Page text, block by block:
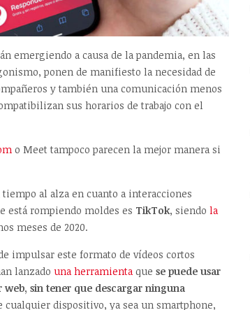
emergiendo a causa de la pandemia, en las
ponen de manifiesto la necesidad de
y también una comunicación menos
sus horarios de trabajo con el
o Meet tampoco parecen la mejor manera si
al alza en cuanto a interacciones
está rompiendo moldes es TikTok, siendo la
meses de 2020.
impulsar este formato de vídeos cortos
lanzado una herramientaque se puede usar
sin tener que descargar ninguna
cualquier dispositivo, ya sea un smartphone,